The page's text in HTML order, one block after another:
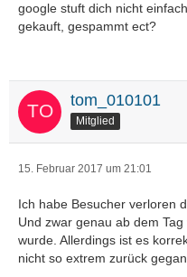
google stuft dich nicht
gekauft, gespammt ect?
tom_010101
Mitglied
15. Februar 2017 um 21:01
Ich habe Besucher verloren
Und zwar genau ab dem
wurde. Allerdings ist es
nicht so extrem zurück